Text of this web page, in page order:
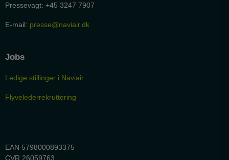
Pressevagt: +45 3247 7907
E-mail: presse@naviair.dk
Jobs
Ledige stillinger i Naviair
Flyvelederrekruttering
EAN 5798000893375
CVR 26059763